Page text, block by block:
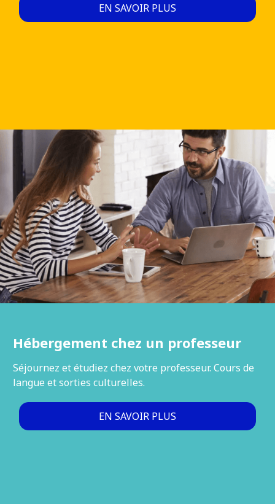
EN SAVOIR PLUS
Hébergement chez un professeur
Séjournez et étudiez chez votre professeur. Cours de
langue et sorties culturelles.
EN SAVOIR PLUS